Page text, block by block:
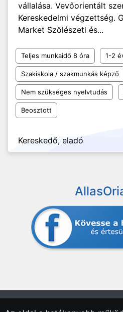
vállalása. Vevőorientált
Kereskedelmi végzettség.
Market Szőlészeti és...
Teljes munkaidő 8 óra 1-2
Szakiskola / szakmunkás képző
Nem szükséges nyelvtudás
Beosztott
Kereskedő, eladó